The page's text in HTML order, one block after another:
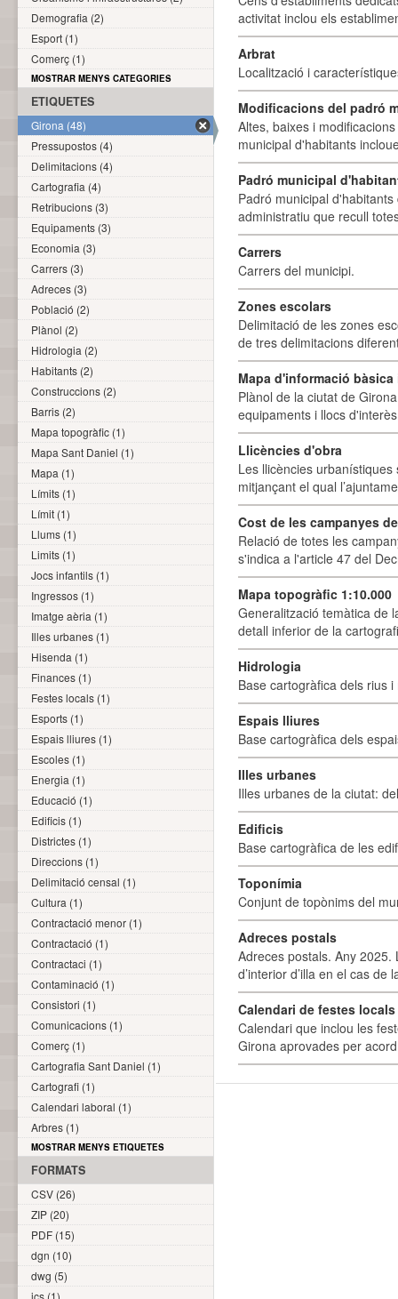
activitat inclou els
Arbrat
Localització i
Modificacions del padró
Altes, baixes i
municipal d'habitants
Padró municipal
Padró municipal
administratiu que recull
Carrers
Carrers del municipi.
Zones escolars
Delimitació de les zones
de tres delimitacions
Mapa d'informació
Plànol de la ciutat de
equipaments i llocs
Llicències d'obra
Les llicències
mitjançant el qual
Cost de les campanyes
Relació de totes les
s'indica a l'article 47 del
Mapa topogràfic 1:10.000
Generalització temàtica de
detall inferior de la
Hidrologia
Base cartogràfica dels rius
Espais lliures
Base cartogràfica dels
Illes urbanes
Illes urbanes de la ciutat:
Edificis
Base cartogràfica de les
Toponímia
Conjunt de topònims del
Adreces postals
Adreces postals. Any 2025.
d’interior d’illa en el cas
Calendari de festes
Calendari que inclou les
Girona aprovades per
Demografia (2)
Esport (1)
Comerç (1)
MOSTRAR MENYS CATEGORIES
ETIQUETES
Girona (48)
Pressupostos (4)
Delimitacions (4)
Cartografia (4)
Retribucions (3)
Equipaments (3)
Economia (3)
Carrers (3)
Adreces (3)
Població (2)
Plànol (2)
Hidrologia (2)
Habitants (2)
Construccions (2)
Barris (2)
Mapa topogràfic (1)
Mapa Sant Daniel (1)
Mapa (1)
Límits (1)
Límit (1)
Llums (1)
Limits (1)
Jocs infantils (1)
Ingressos (1)
Imatge aèria (1)
Illes urbanes (1)
Hisenda (1)
Finances (1)
Festes locals (1)
Esports (1)
Espais lliures (1)
Escoles (1)
Energia (1)
Educació (1)
Edificis (1)
Districtes (1)
Direccions (1)
Delimitació censal (1)
Cultura (1)
Contractació menor (1)
Contractació (1)
Contractaci (1)
Contaminació (1)
Consistori (1)
Comunicacions (1)
Comerç (1)
Cartografia Sant Daniel (1)
Cartografi (1)
Calendari laboral (1)
Arbres (1)
MOSTRAR MENYS ETIQUETES
FORMATS
CSV (26)
ZIP (20)
PDF (15)
dgn (10)
dwg (5)
ics (1)